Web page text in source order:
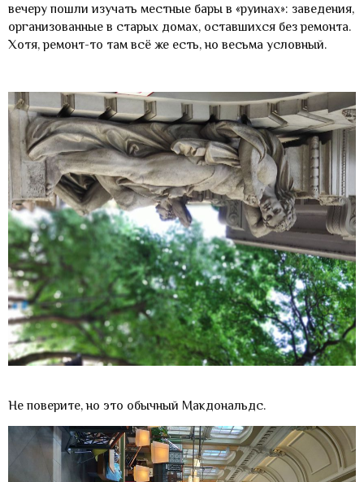
вечеру пошли изучать местные бары в «руинах»: заведения,
организованные в старых домах, оставшихся без ремонта.
Хотя, ремонт-то там всё же есть, но весьма условный.
Не поверите, но это обычный Макдональдс.